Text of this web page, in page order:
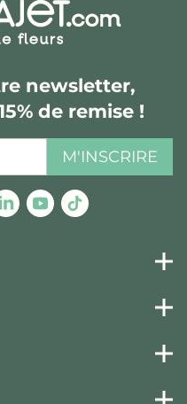
newsletter,
de remise !
M'INSCRIRE